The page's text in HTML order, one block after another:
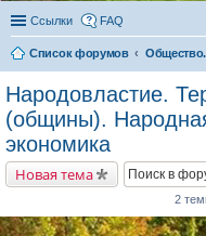
Ссылки FAQ
Список форумов
Народовластие.
(общины).
экономика
Новая тема
2